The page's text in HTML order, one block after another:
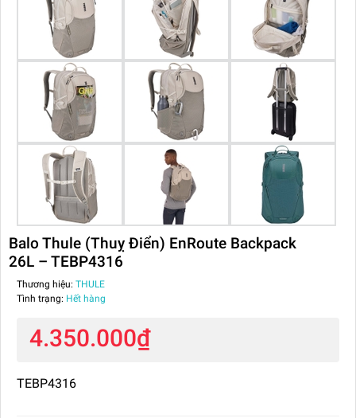
Balo Thule (Thuỵ Điển) EnRoute Backpack
26L – TEBP4316
Thương hiệu: THULE
Tình trạng: Hết hàng
4.350.000₫
TEBP4316